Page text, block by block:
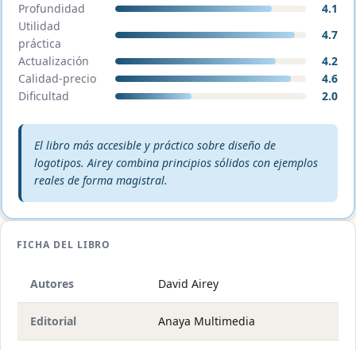
Profundidad
4.1
Utilidad
práctica
4.7
Actualización
4.2
Calidad-precio
4.6
Dificultad
2.0
Veredicto editorial:
El libro más accesible y práctico sobre diseño de
logotipos. Airey combina principios sólidos con ejemplos
reales de forma magistral.
FICHA DEL LIBRO
Autores David Airey
Editorial Anaya Multimedia